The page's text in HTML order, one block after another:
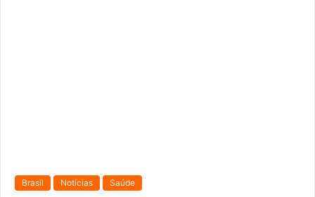
Brasil Notícias Saúde